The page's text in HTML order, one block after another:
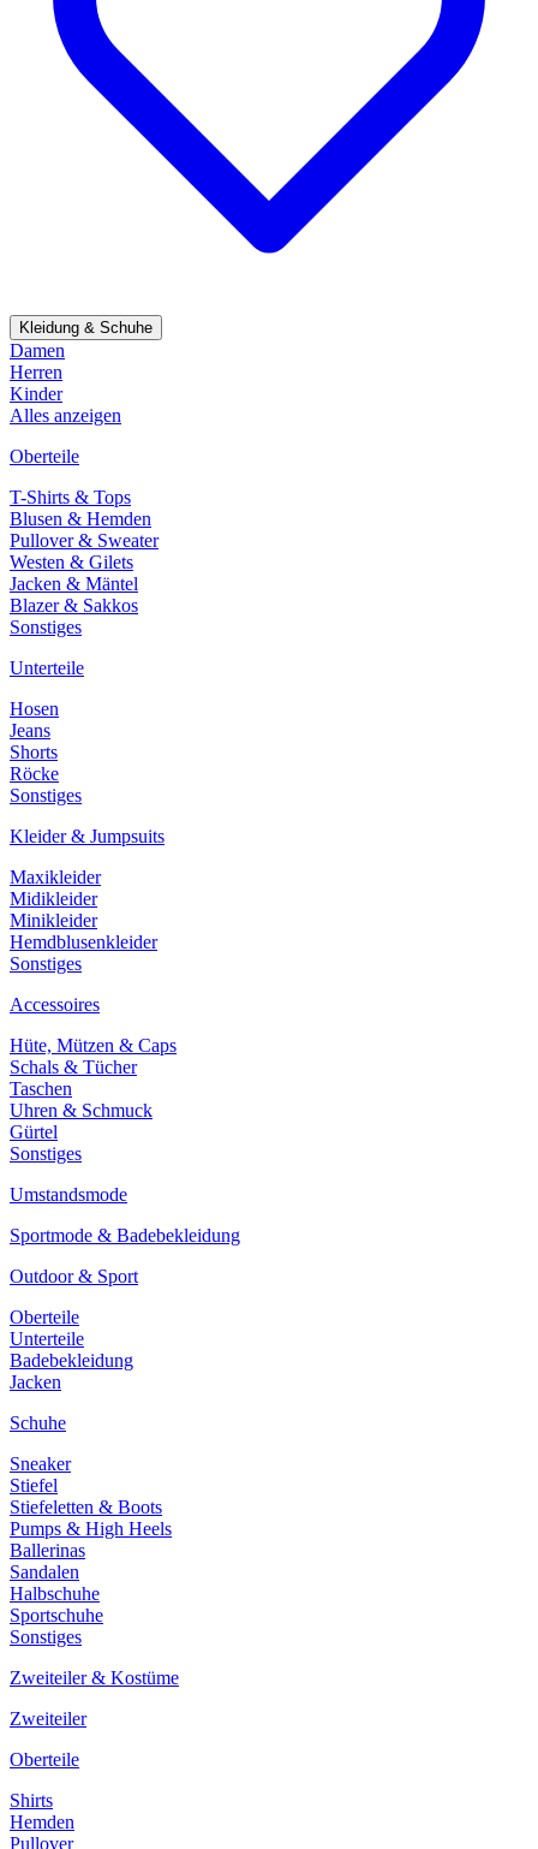
Kleidung & Schuhe
Damen
Herren
Kinder
Alles anzeigen
Oberteile
T-Shirts & Tops
Blusen & Hemden
Pullover & Sweater
Westen & Gilets
Jacken & Mäntel
Blazer & Sakkos
Sonstiges
Unterteile
Hosen
Jeans
Shorts
Röcke
Sonstiges
Kleider & Jumpsuits
Maxikleider
Midikleider
Minikleider
Hemdblusenkleider
Sonstiges
Accessoires
Hüte, Mützen & Caps
Schals & Tücher
Taschen
Uhren & Schmuck
Gürtel
Sonstiges
Umstandsmode
Sportmode & Badebekleidung
Outdoor & Sport
Oberteile
Unterteile
Badebekleidung
Jacken
Schuhe
Sneaker
Stiefel
Stiefeletten & Boots
Pumps & High Heels
Ballerinas
Sandalen
Halbschuhe
Sportschuhe
Sonstiges
Zweiteiler & Kostüme
Zweiteiler
Oberteile
Shirts
Hemden
Pullover